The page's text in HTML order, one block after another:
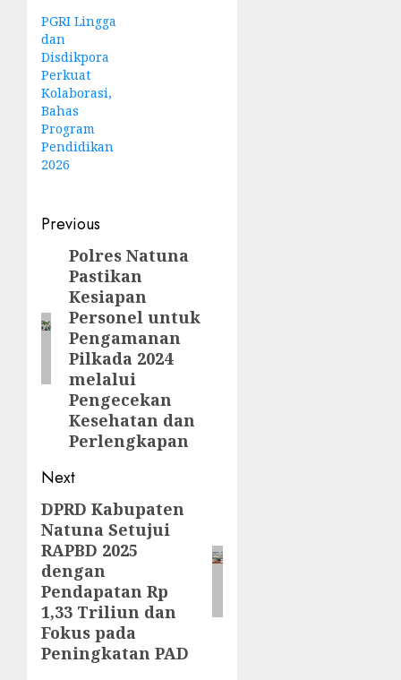
PGRI Lingga
dan
Disdikpora
Perkuat
Kolaborasi,
Bahas
Program
Pendidikan
2026
Post
navigation
Previous
Previous
post:
Polres Natuna
Pastikan
Kesiapan
Personel untuk
Pengamanan
Pilkada 2024
melalui
Pengecekan
Kesehatan dan
Perlengkapan
Next
Next
post:
DPRD Kabupaten
Natuna Setujui
RAPBD 2025
dengan
Pendapatan Rp
1,33 Triliun dan
Fokus pada
Peningkatan PAD